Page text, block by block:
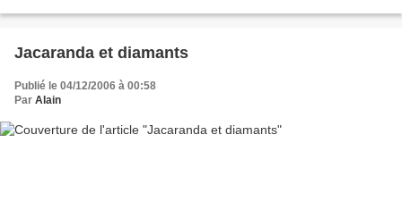
Jacaranda et diamants
Publié le 04/12/2006 à 00:58
Par Alain